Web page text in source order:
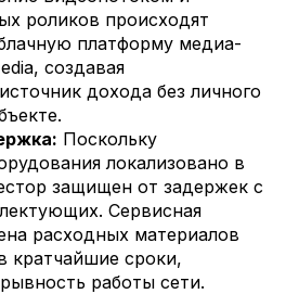
роликов происходят
платформу медиа-
создавая
дохода без личного
Поскольку
локализовано в
защищен от задержек с
Сервисная
расходных материалов
кратчайшие сроки,
работы сети.